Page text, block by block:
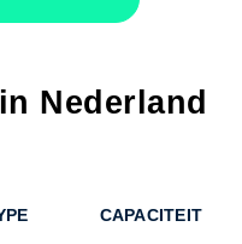
Nederland
CAPACITEIT